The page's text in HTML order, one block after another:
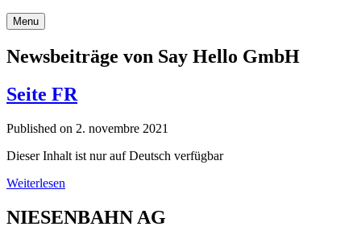
Menu
Newsbeiträge von Say Hello GmbH
Seite FR
Published on 2. novembre 2021
Dieser Inhalt ist nur auf Deutsch verfügbar
Weiterlesen
NIESENBAHN AG